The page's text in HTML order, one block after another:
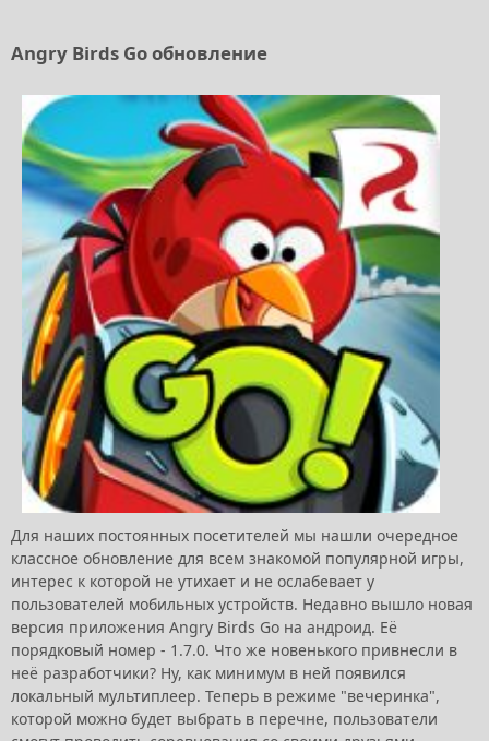
Angry Birds Go обновление
Для наших постоянных посетителей мы нашли очередное
классное обновление для всем знакомой популярной игры,
интерес к которой не утихает и не ослабевает у
пользователей мобильных устройств. Недавно вышло новая
версия приложения Angry Birds Go на андроид. Её
порядковый номер - 1.7.0. Что же новенького привнесли в
неё разработчики? Ну, как минимум в ней появился
локальный мультиплеер. Теперь в режиме "вечеринка",
которой можно будет выбрать в перечне, пользователи